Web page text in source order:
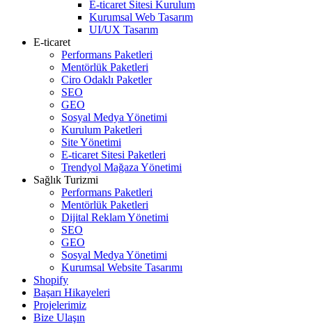
E-ticaret Sitesi Kurulum
Kurumsal Web Tasarım
UI/UX Tasarım
E-ticaret
Performans Paketleri
Mentörlük Paketleri
Ciro Odaklı Paketler
SEO
GEO
Sosyal Medya Yönetimi
Kurulum Paketleri
Site Yönetimi
E-ticaret Sitesi Paketleri
Trendyol Mağaza Yönetimi
Sağlık Turizmi
Performans Paketleri
Mentörlük Paketleri
Dijital Reklam Yönetimi
SEO
GEO
Sosyal Medya Yönetimi
Kurumsal Website Tasarımı
Shopify
Başarı Hikayeleri
Projelerimiz
Bize Ulaşın